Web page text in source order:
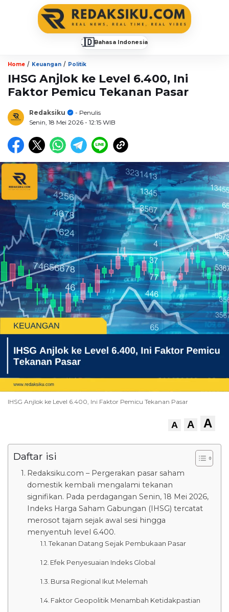
🇮🇩Bahasa Indonesia
Home / Keuangan / Politik
IHSG Anjlok ke Level 6.400, Ini
Faktor Pemicu Tekanan Pasar
Redaksiku
- Penulis
Senin, 18 Mei 2026 - 12:15 WIB
IHSG Anjlok ke Level 6.400, Ini Faktor Pemicu Tekanan Pasar
A A A
Daftar isi
Redaksiku.com – Pergerakan pasar saham
domestik kembali mengalami tekanan
signifikan. Pada perdagangan Senin, 18 Mei 2026,
Indeks Harga Saham Gabungan (IHSG) tercatat
merosot tajam sejak awal sesi hingga
menyentuh level 6.400.
Tekanan Datang Sejak Pembukaan Pasar
Efek Penyesuaian Indeks Global
Bursa Regional Ikut Melemah
Faktor Geopolitik Menambah Ketidakpastian